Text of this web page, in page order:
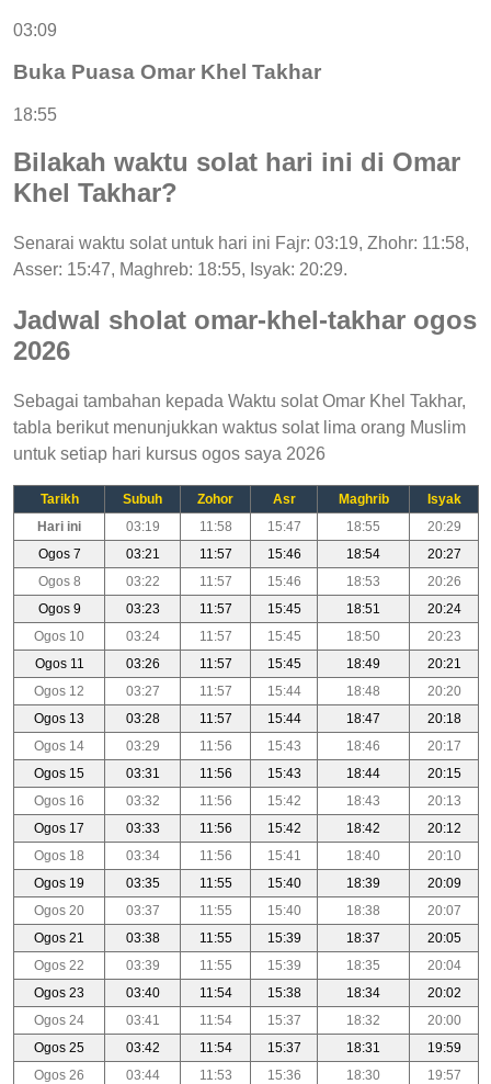
03:09
Buka Puasa Omar Khel Takhar
18:55
Bilakah waktu solat hari ini di Omar
Khel Takhar?
Senarai waktu solat untuk hari ini Fajr: 03:19, Zhohr: 11:58,
Asser: 15:47, Maghreb: 18:55, Isyak: 20:29.
Jadwal sholat omar-khel-takhar ogos
2026
Sebagai tambahan kepada Waktu solat Omar Khel Takhar,
tabla berikut menunjukkan waktus solat lima orang Muslim
untuk setiap hari kursus ogos saya 2026
Tarikh Subuh Zohor Asr Maghrib
Isyak
Hari ini
03:19 11:58 15:47 18:55
20:29
Ogos 7
03:21 11:57 15:46 18:54
20:27
Ogos 8
03:22 11:57 15:46 18:53
20:26
Ogos 9
03:23 11:57 15:45 18:51
20:24
Ogos 10
03:24 11:57 15:45 18:50
20:23
Ogos 11
03:26 11:57 15:45 18:49
20:21
Ogos 12
03:27 11:57 15:44 18:48
20:20
Ogos 13
03:28 11:57 15:44 18:47
20:18
Ogos 14
03:29 11:56 15:43 18:46
20:17
Ogos 15
03:31 11:56 15:43 18:44
20:15
Ogos 16
03:32 11:56 15:42 18:43
20:13
Ogos 17
03:33 11:56 15:42 18:42
20:12
Ogos 18
03:34 11:56 15:41 18:40
20:10
Ogos 19
03:35 11:55 15:40 18:39
20:09
Ogos 20
03:37 11:55 15:40 18:38
20:07
Ogos 21
03:38 11:55 15:39 18:37
20:05
Ogos 22
03:39 11:55 15:39 18:35
20:04
Ogos 23
03:40 11:54 15:38 18:34
20:02
Ogos 24
03:41 11:54 15:37 18:32
20:00
Ogos 25
03:42 11:54 15:37 18:31
19:59
Ogos 26
03:44 11:53 15:36 18:30
19:57